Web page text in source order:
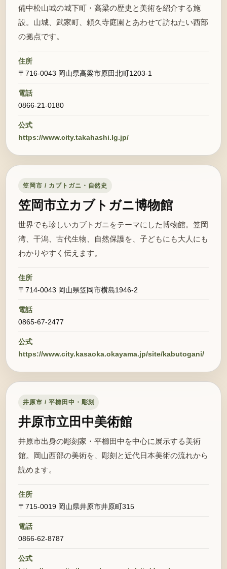
備中松山城の城下町・高梁の歴史と美術を紹介する施
設。山城、武家町、頼久寺庭園とあわせて訪ねたい西部
の拠点です。
住所
〒716-0043 岡山県高梁市原田北町1203-1
電話
0866-21-0180
公式
https://www.city.takahashi.lg.jp/
笠岡市 / カブトガニ・自然史
笠岡市立カブトガニ博物館
世界でも珍しいカブトガニをテーマにした博物館。笠岡
湾、干潟、古代生物、自然保護を、子どもにも大人にも
わかりやすく伝えます。
住所
〒714-0043 岡山県笠岡市横島1946-2
電話
0865-67-2477
公式
https://www.city.kasaoka.okayama.jp/site/kabutogani/
井原市 / 平櫛田中・彫刻
井原市立田中美術館
井原市出身の彫刻家・平櫛田中を中心に展示する美術
館。岡山西部の美術を、彫刻と近代日本美術の流れから
読めます。
住所
〒715-0019 岡山県井原市井原町315
電話
0866-62-8787
公式